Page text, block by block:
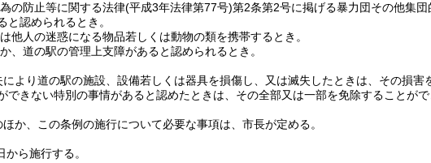
の防止等に関する法律(平成3年法律第77号)第2条第2号に掲げる暴力団その他集
と認められるとき。
他人の迷惑になる物品若しくは動物の類を携帯するとき。
、道の駅の管理上支障があると認められるとき。
より道の駅の施設、設備若しくは器具を損傷し、又は滅失したときは、その損害
できない特別の事情があると認めたときは、その全部又は一部を免除することがで
か、この条例の施行について必要な事項は、市長が定める。
ら施行する。